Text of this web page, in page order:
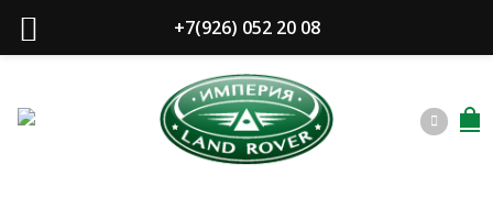
+7(926) 052 20 08